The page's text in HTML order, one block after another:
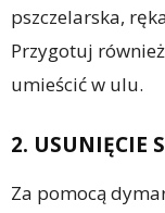
pszczelarska,
Przygotuj
umieścić w ulu.
2. USUNIĘCIE
Za pomocą